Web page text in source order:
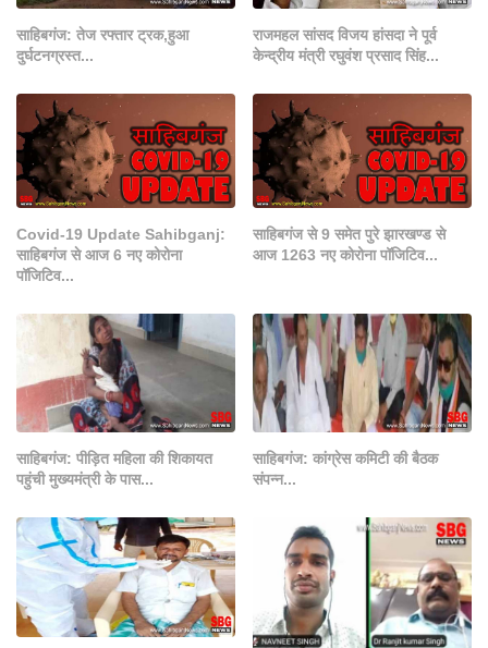
साहिबगंज: तेज रफ्तार ट्रक,हुआ
दुर्घटनग्रस्त...
राजमहल सांसद विजय हांसदा ने पूर्व
केन्द्रीय मंत्री रघुवंश प्रसाद सिंह...
Covid-19 Update Sahibganj:
साहिबगंज से आज 6 नए कोरोना
पॉजिटिव...
साहिबगंज से 9 समेत पुरे झारखण्ड से
आज 1263 नए कोरोना पॉजिटिव...
साहिबगंज: पीड़ित महिला की शिकायत
पहुंची मुख्यमंत्री के पास...
साहिबगंज: कांग्रेस कमिटी की बैठक
संपन्न...